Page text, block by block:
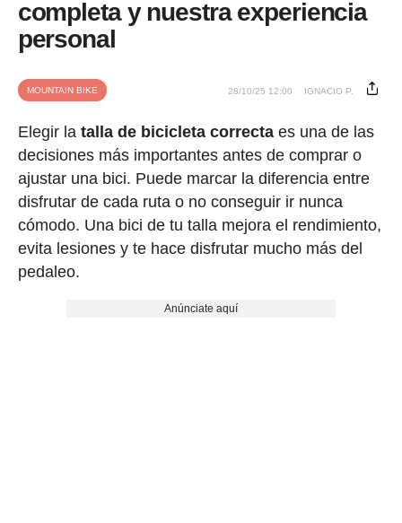
completa y nuestra experiencia
personal
MOUNTAIN BIKE 28/10/25 12:00 IGNACIO P.
Elegir la talla de bicicleta correctaes una de las
decisiones más importantes antes de comprar o
ajustar una bici. Puede marcar la diferencia entre
disfrutar de cada ruta o no conseguir ir nunca
cómodo. Una bici de tu talla mejora el rendimiento,
evita lesiones y te hace disfrutar mucho más del
pedaleo.
Anúnciate aquí